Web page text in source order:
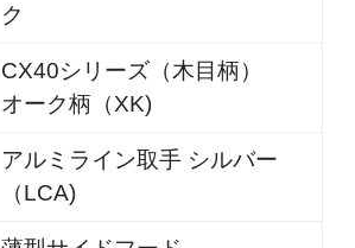
ク
CX40シリーズ（木目柄）
オーク柄（XK)
アルミライン取手 シルバー
（LCA)